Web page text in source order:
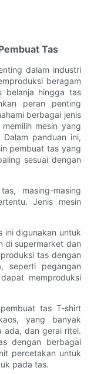
Tas
dalam industri
beragam
belanja hingga tas
peran penting
berbagai jenis
mesin yang
panduan ini,
pembuat tas yang
sesuai dengan
masing-masing
Jenis mesin
ini digunakan untuk
di supermarket dan
tas dengan
seperti pegangan
memproduksi
tas T-shirt
yang banyak
ada, dan gerai ritel.
dengan berbagai
percetakan untuk
pada tas.